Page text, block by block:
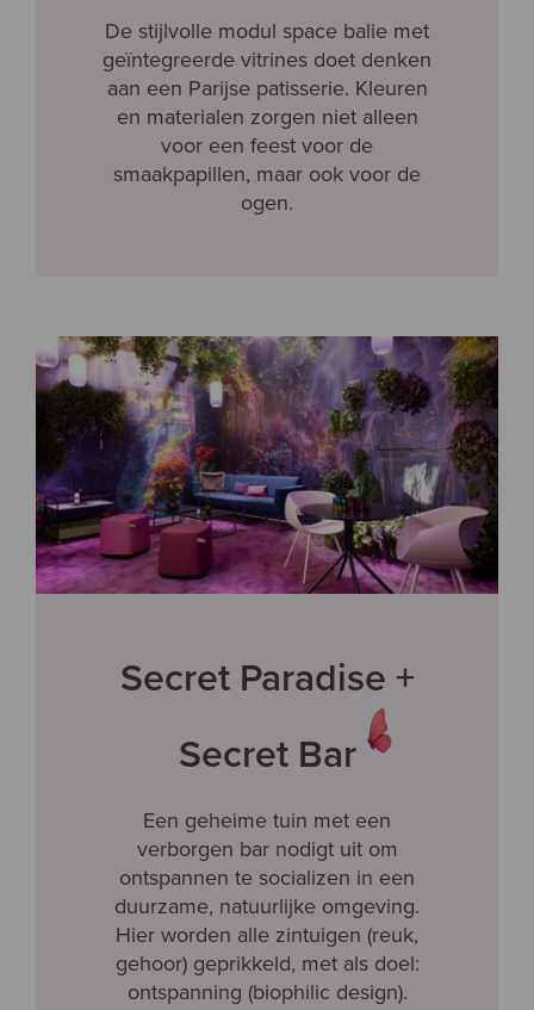
De stijlvolle modul space balie met
geïntegreerde vitrines doet denken
aan een Parijse patisserie. Kleuren
en materialen zorgen niet alleen
voor een feest voor de
smaakpapillen, maar ook voor de
ogen.
Secret Paradise +
Secret Bar
Een geheime tuin met een
verborgen bar nodigt uit om
ontspannen te socializen in een
duurzame, natuurlijke omgeving.
Hier worden alle zintuigen (reuk,
gehoor) geprikkeld, met als doel:
ontspanning (biophilic design).